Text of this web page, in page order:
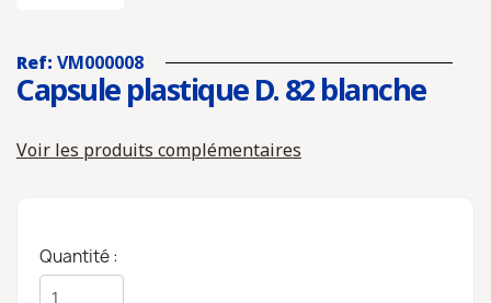
Ref: VM000008
Capsule plastique D. 82 blanche
Voir les produits complémentaires
Quantité :